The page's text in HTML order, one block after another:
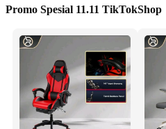
Promo Spesial 11.11 TikTokShop